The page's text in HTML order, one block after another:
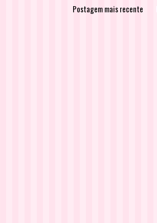
Postagem mais recente